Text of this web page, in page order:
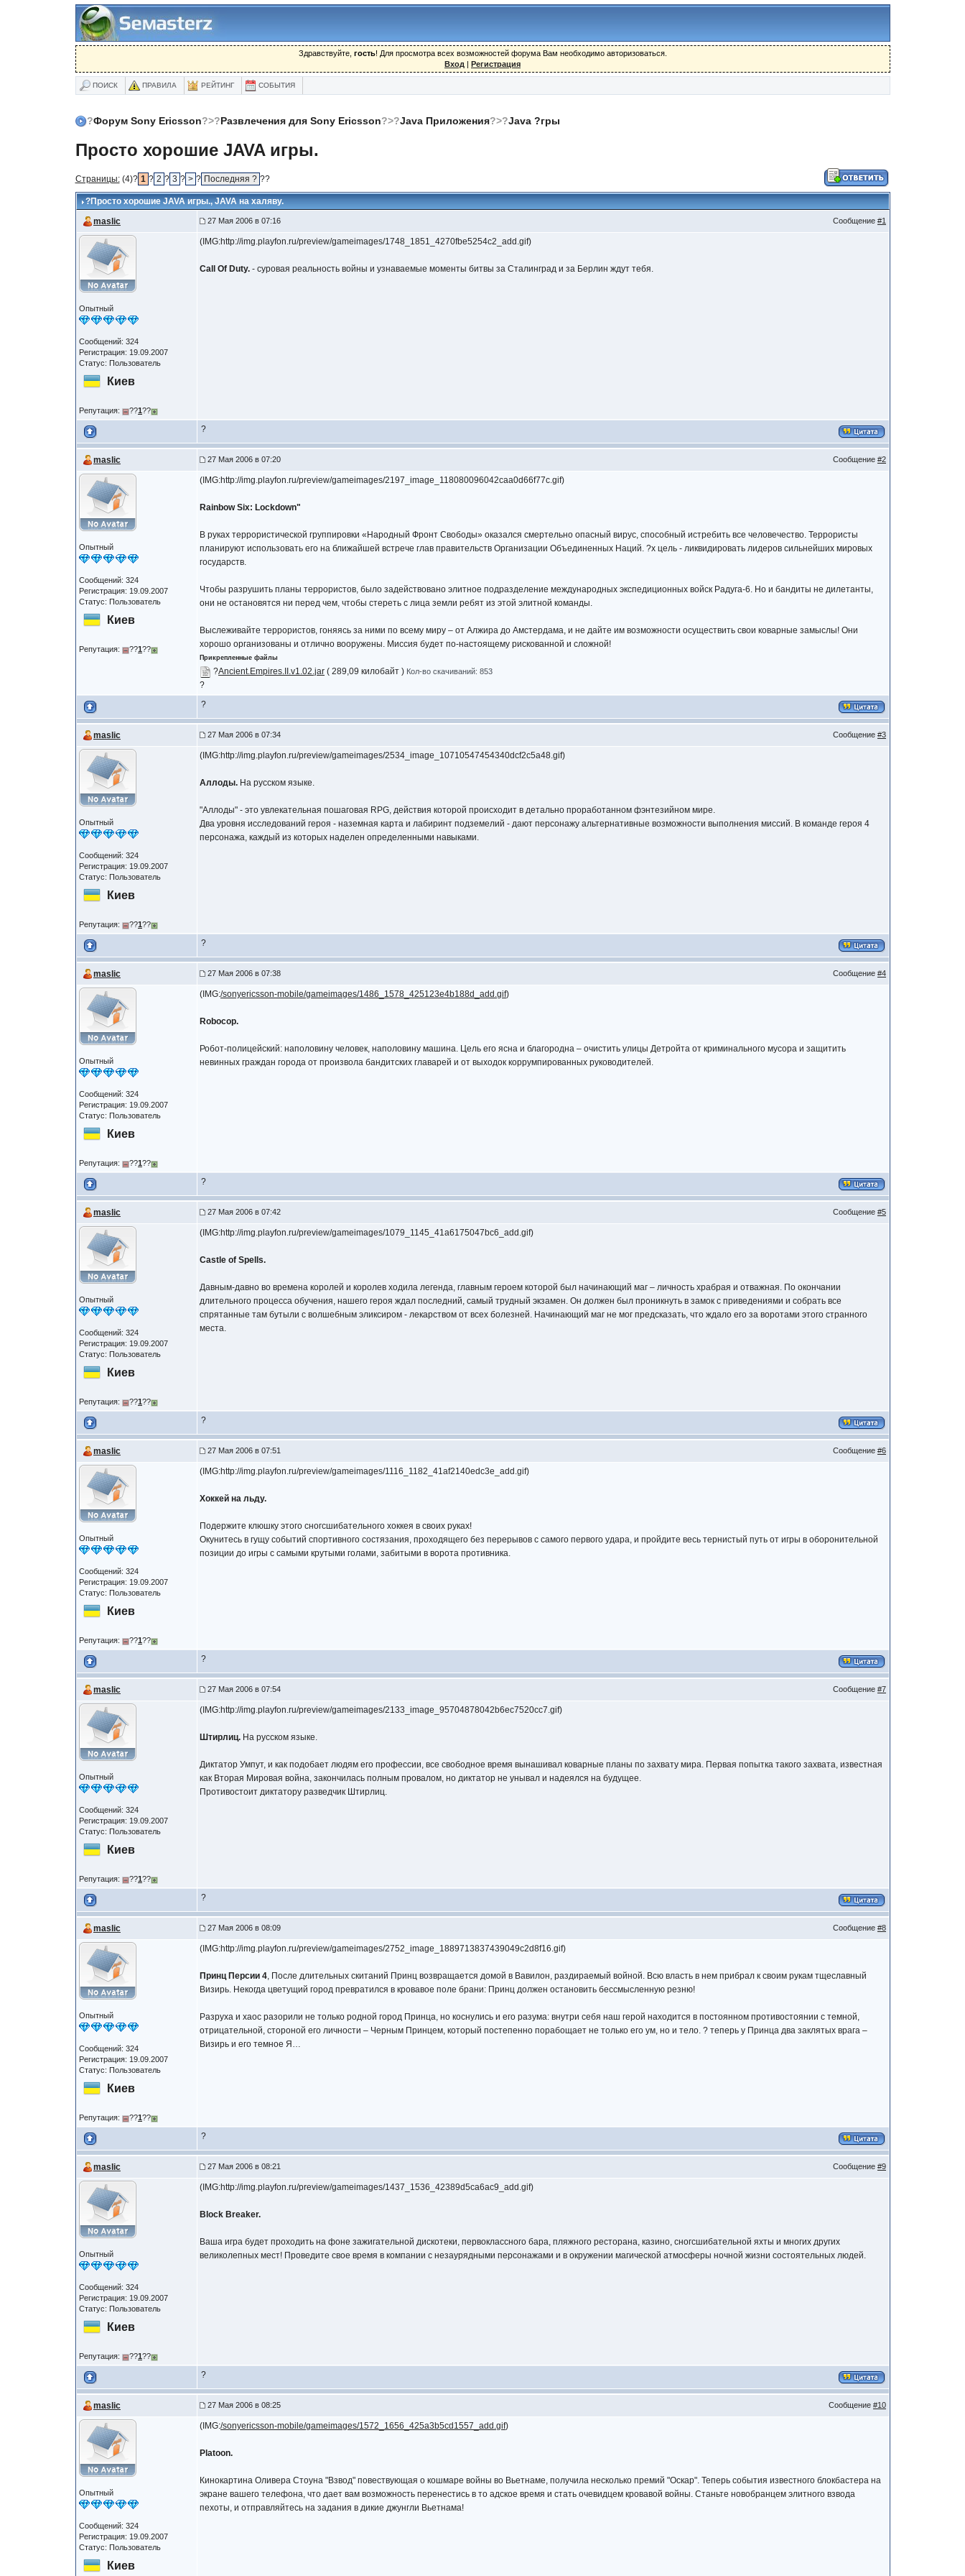
Здравствуйте, гость! Для просмотра всех возможностей форума Вам необходимо авторизоваться.
Вход | Регистрация
ПОИСК ПРАВИЛА РЕЙТИНГ СОБЫТИЯ
?Форум Sony Ericsson?>?Развлечения для Sony Ericsson?>?Java Приложения?>?Java ?гры
Просто хорошие JAVA игры.
Страницы:(4)? 1 ? 2 ? 3 ? > ? Последняя ? ??
?Просто хорошие JAVA игры., JAVA на халяву.
maslic
27 Мая 2006 в 07:16 Сообщение #1
Опытный
Сообщений: 324
Регистрация: 19.09.2007
Статус: Пользователь
Киев
Репутация: ??1??
(IMG:http://img.playfon.ru/preview/gameimages/1748_1851_4270fbe5254c2_add.gif)
Call Of Duty. - суровая реальность войны и узнаваемые моменты битвы за Сталинград и за Берлин ждут тебя.
?
maslic 27 Мая 2006 в 07:20 Сообщение #2
Опытный
Сообщений: 324
Регистрация: 19.09.2007
Статус: Пользователь
Киев
Репутация: ??1??
(IMG:http://img.playfon.ru/preview/gameimages/2197_image_118080096042caa0d66f77c.gif)
Rainbow Six: Lockdown"
В руках террористической группировки «Народный Фронт Свободы» оказался смертельно опасный вирус, способный истребить все человечество. Террористы
планируют использовать его на ближайшей встрече глав правительств Организации Объединенных Наций. ?х цель - ликвидировать лидеров сильнейших мировых
государств.
Чтобы разрушить планы террористов, было задействовано элитное подразделение международных экспедиционных войск Радуга-6. Но и бандиты не дилетанты,
они не остановятся ни перед чем, чтобы стереть с лица земли ребят из этой элитной команды.
Выслеживайте террористов, гоняясь за ними по всему миру – от Алжира до Амстердама, и не дайте им возможности осуществить свои коварные замыслы! Они
хорошо организованы и отлично вооружены. Миссия будет по-настоящему рискованной и сложной!
Прикрепленные файлы
?Ancient.Empires.II.v1.02.jar ( 289,09 килобайт ) Кол-во скачиваний: 853
?
?
maslic 27 Мая 2006 в 07:34 Сообщение #3
Опытный
Сообщений: 324
Регистрация: 19.09.2007
Статус: Пользователь
Киев
Репутация: ??1??
(IMG:http://img.playfon.ru/preview/gameimages/2534_image_10710547454340dcf2c5a48.gif)
Аллоды. На русском языке.
"Аллоды" - это увлекательная пошаговая RPG, действия которой происходит в детально проработанном фэнтезийном мире.
Два уровня исследований героя - наземная карта и лабиринт подземелий - дают персонажу альтернативные возможности выполнения миссий. В команде героя 4
персонажа, каждый из которых наделен определенными навыками.
?
maslic 27 Мая 2006 в 07:38 Сообщение #4
Опытный
Сообщений: 324
Регистрация: 19.09.2007
Статус: Пользователь
Киев
Репутация: ??1??
(IMG:/sonyericsson-mobile/gameimages/1486_1578_425123e4b188d_add.gif)
Robocop.
Робот-полицейский: наполовину человек, наполовину машина. Цель его ясна и благородна – очистить улицы Детройта от криминального мусора и защитить
невинных граждан города от произвола бандитских главарей и от выходок коррумпированных руководителей.
?
maslic 27 Мая 2006 в 07:42 Сообщение #5
Опытный
Сообщений: 324
Регистрация: 19.09.2007
Статус: Пользователь
Киев
Репутация: ??1??
(IMG:http://img.playfon.ru/preview/gameimages/1079_1145_41a6175047bc6_add.gif)
Castle of Spells.
Давным-давно во времена королей и королев ходила легенда, главным героем которой был начинающий маг – личность храбрая и отважная. По окончании
длительного процесса обучения, нашего героя ждал последний, самый трудный экзамен. Он должен был проникнуть в замок с приведениями и собрать все
спрятанные там бутыли с волшебным эликсиром - лекарством от всех болезней. Начинающий маг не мог предсказать, что ждало его за воротами этого странного
места.
?
maslic 27 Мая 2006 в 07:51 Сообщение #6
Опытный
Сообщений: 324
Регистрация: 19.09.2007
Статус: Пользователь
Киев
Репутация: ??1??
(IMG:http://img.playfon.ru/preview/gameimages/1116_1182_41af2140edc3e_add.gif)
Хоккей на льду.
Подержите клюшку этого сногсшибательного хоккея в своих руках!
Окунитесь в гущу событий спортивного состязания, проходящего без перерывов с самого первого удара, и пройдите весь тернистый путь от игры в оборонительной
позиции до игры с самыми крутыми голами, забитыми в ворота противника.
?
maslic 27 Мая 2006 в 07:54 Сообщение #7
Опытный
Сообщений: 324
Регистрация: 19.09.2007
Статус: Пользователь
Киев
Репутация: ??1??
(IMG:http://img.playfon.ru/preview/gameimages/2133_image_95704878042b6ec7520cc7.gif)
Штирлиц. На русском языке.
Диктатор Умпут, и как подобает людям его профессии, все свободное время вынашивал коварные планы по захвату мира. Первая попытка такого захвата, известная
как Вторая Мировая война, закончилась полным провалом, но диктатор не унывал и надеялся на будущее.
Противостоит диктатору разведчик Штирлиц.
?
maslic 27 Мая 2006 в 08:09 Сообщение #8
Опытный
Сообщений: 324
Регистрация: 19.09.2007
Статус: Пользователь
Киев
Репутация: ??1??
(IMG:http://img.playfon.ru/preview/gameimages/2752_image_1889713837439049c2d8f16.gif)
Принц Персии 4, После длительных скитаний Принц возвращается домой в Вавилон, раздираемый войной. Всю власть в нем прибрал к своим рукам тщеславный
Визирь. Некогда цветущий город превратился в кровавое поле брани: Принц должен остановить бессмысленную резню!
Разруха и хаос разорили не только родной город Принца, но коснулись и его разума: внутри себя наш герой находится в постоянном противостоянии с темной,
отрицательной, стороной его личности – Черным Принцем, который постепенно порабощает не только его ум, но и тело. ? теперь у Принца два заклятых врага –
Визирь и его темное Я…
?
maslic 27 Мая 2006 в 08:21 Сообщение #9
Опытный
Сообщений: 324
Регистрация: 19.09.2007
Статус: Пользователь
Киев
Репутация: ??1??
(IMG:http://img.playfon.ru/preview/gameimages/1437_1536_42389d5ca6ac9_add.gif)
Block Breaker.
Ваша игра будет проходить на фоне зажигательной дискотеки, первоклассного бара, пляжного ресторана, казино, сногсшибательной яхты и многих других
великолепных мест! Проведите свое время в компании с незаурядными персонажами и в окружении магической атмосферы ночной жизни состоятельных людей.
?
maslic 27 Мая 2006 в 08:25 Сообщение #10
Опытный
Сообщений: 324
Регистрация: 19.09.2007
Статус: Пользователь
Киев
(IMG:/sonyericsson-mobile/gameimages/1572_1656_425a3b5cd1557_add.gif)
Platoon.
Кинокартина Оливера Стоуна "Взвод" повествующая о кошмаре войны во Вьетнаме, получила несколько премий "Оскар". Теперь события известного блокбастера на
экране вашего телефона, что дает вам возможность перенестись в то адское время и стать очевидцем кровавой войны. Станьте новобранцем элитного взвода
пехоты, и отправляйтесь на задания в дикие джунгли Вьетнама!